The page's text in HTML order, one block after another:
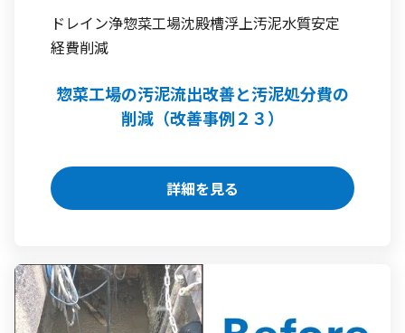
ドレイン浄惣菜工場沈殿槽浮上汚泥水質安定
経費削減
惣菜工場の汚泥流出改善と汚泥処分費の
削減（改善事例２３）
詳細を見る